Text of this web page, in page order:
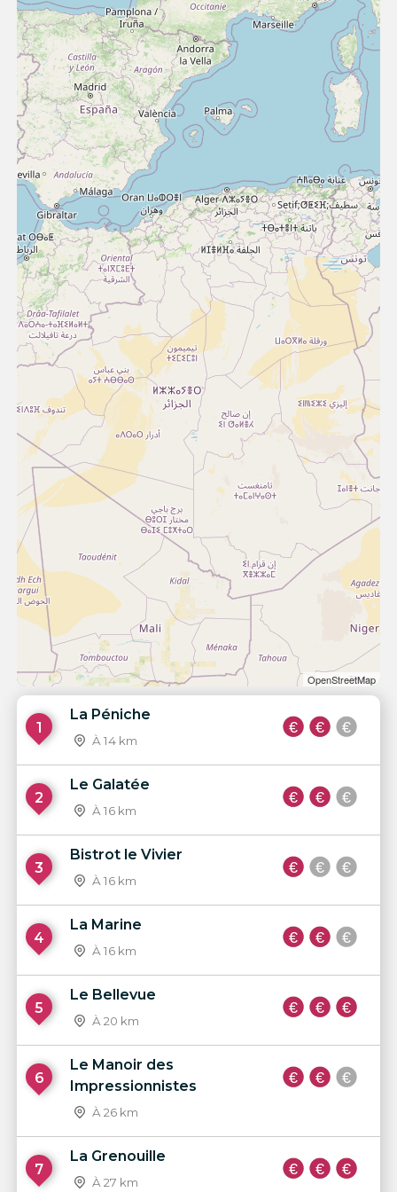
OpenStreetMap
1
La Péniche
À 14 km
2
Le Galatée
À 16 km
3
Bistrot le Vivier
À 16 km
4
La Marine
À 16 km
5
Le Bellevue
À 20 km
6
Le Manoir des
Impressionnistes
À 26 km
7
La Grenouille
À 27 km